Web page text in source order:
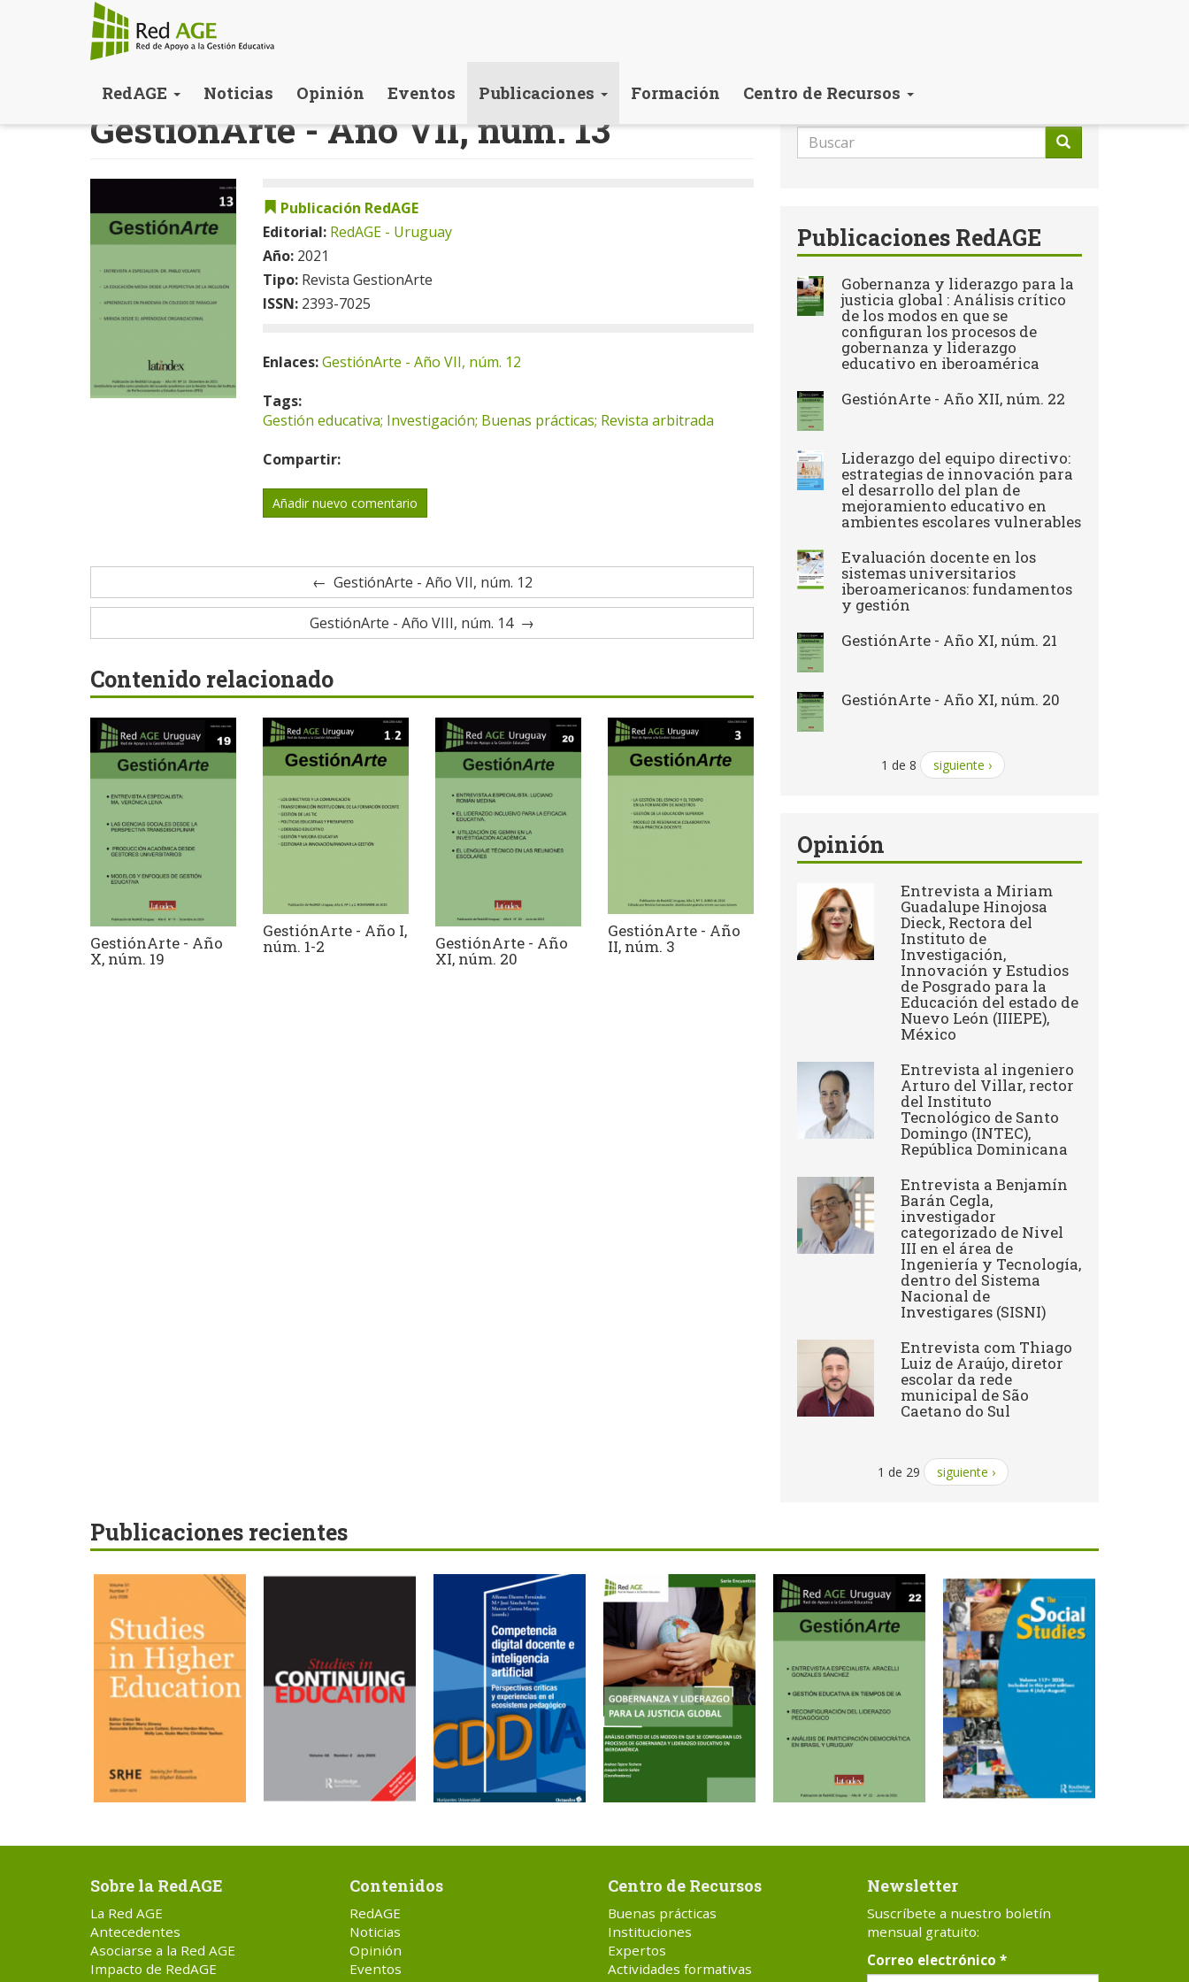
contenido
RedAGE Noticias Opinión Eventos Publicaciones Formación Centro de Recursos
GestiónArte - Año VII, núm. 13
Publicación RedAGE
Editorial: RedAGE - Uruguay
Año: 2021
Tipo: Revista GestionArte
ISSN: 2393-7025
Enlaces:GestiónArte - Año VII, núm. 12
Tags:
Gestión educativa; Investigación; Buenas prácticas; Revista arbitrada
Compartir:
Añadir nuevo comentario
GestiónArte - Año VII, núm. 12
GestiónArte - Año VIII, núm. 14
Contenido relacionado
GestiónArte - Año
X, núm. 19
GestiónArte - Año I,
núm. 1-2 GestiónArte - Año
XI, núm. 20
GestiónArte - Año
II, núm. 3
Formulario
de
Publicaciones RedAGE
Gobernanza y liderazgo para la
justicia global : Análisis crítico
de los modos en que se
configuran los procesos de
gobernanza y liderazgo
educativo en iberoamérica
GestiónArte - Año XII, núm. 22
Liderazgo del equipo directivo:
estrategias de innovación para
el desarrollo del plan de
mejoramiento educativo en
ambientes escolares vulnerables
Evaluación docente en los
sistemas universitarios
iberoamericanos: fundamentos
y gestión
GestiónArte - Año XI, núm. 21
GestiónArte - Año XI, núm. 20
1 de 8 siguiente ›
Opinión
Entrevista a Miriam
Guadalupe Hinojosa
Dieck, Rectora del
Instituto de
Investigación,
Innovación y Estudios
de Posgrado para la
Educación del estado de
Nuevo León (IIIEPE),
México
Entrevista al ingeniero
Arturo del Villar, rector
del Instituto
Tecnológico de Santo
Domingo (INTEC),
República Dominicana
Entrevista a Benjamín
Barán Cegla,
investigador
categorizado de Nivel
III en el área de
Ingeniería y Tecnología,
dentro del Sistema
Nacional de
Investigares (SISNI)
Entrevista com Thiago
Luiz de Araújo, diretor
escolar da rede
municipal de São
Caetano do Sul
1 de 29 siguiente ›
Publicaciones recientes
Sobre la RedAGE
La Red AGE
Antecedentes
Asociarse a la Red AGE
Impacto de RedAGE
Contenidos
RedAGE
Noticias
Opinión
Eventos
Centro de Recursos
Buenas prácticas
Instituciones
Expertos
Actividades formativas
Newsletter
Suscríbete a nuestro boletín
mensual gratuito:
Correo electrónico *